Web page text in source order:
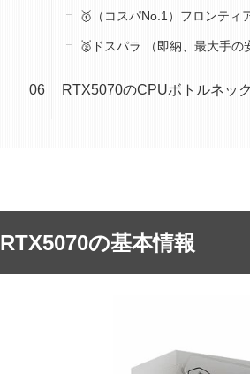
🥇（コスパNo.1）フロンティ
🥈ドスパラ （即納、最大手
RTX5070のCPUボトルネッ
RTX5070の基本情報